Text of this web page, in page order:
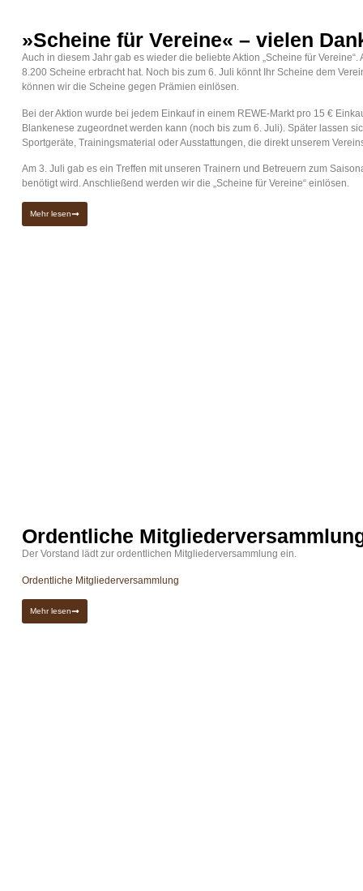
»Scheine für Vereine« – vielen
Auch in diesem Jahr gab es wieder die beliebte Aktion „Scheine für
8.200 Scheine erbracht hat. Noch bis zum 6. Juli könnt Ihr Scheine dem
können wir die Scheine gegen Prämien einlösen.
Bei der Aktion wurde bei jedem Einkauf in einem REWE-Markt pro 15 €
Blankenese zugeordnet werden kann (noch bis zum 6. Juli). Später lassen
Sportgeräte, Trainingsmaterial oder Ausstattungen, die direkt unserem
Am 3. Juli gab es ein Treffen mit unseren Trainern und Betreuern zum
benötigt wird. Anschließend werden wir die „Scheine für Vereine“ einlösen.
Mehr lesen
Ordentliche
Der Vorstand lädt zur ordentlichen Mitgliederversammlung ein.
Ordentliche Mitgliederversammlung
Mehr lesen